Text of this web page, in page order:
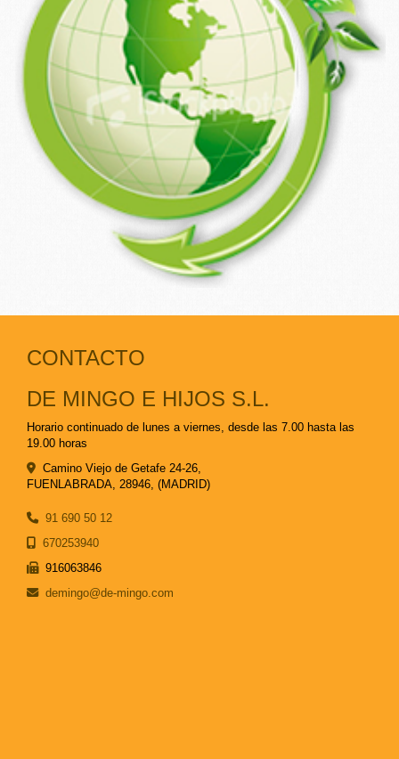
CONTACTO
DE MINGO E HIJOS S.L.
Horario continuado de lunes a viernes, desde las 7.00 hasta las
19.00 horas
Camino Viejo de Getafe 24-26,
FUENLABRADA 28946 (MADRID)
91 690 50 12
670253940
916063846
demingo
de-mingo.com